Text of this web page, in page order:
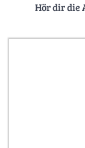
Hör dir die